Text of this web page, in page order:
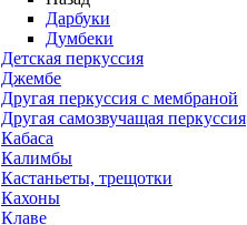
Дарбуки
Думбеки
Детская перкуссия
Джембе
Другая перкуссия с мембраной
Другая самозвучащая перкуссия
Кабаса
Калимбы
Кастаньеты, трещотки
Кахоны
Клаве